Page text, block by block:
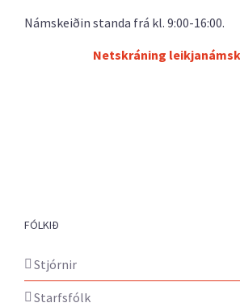
Námskeiðin standa frá kl. 9:00-16:00.
Netskráning
FÓLKIÐ
Stjórnir
Starfsfólk